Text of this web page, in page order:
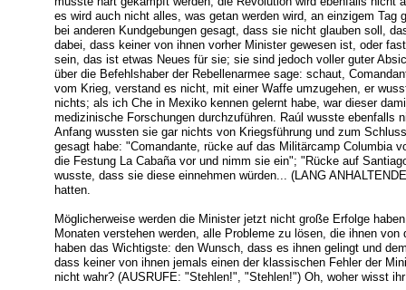
es wird auch nicht alles, was getan werden wird, an einzigem Tag
bei anderen Kundgebungen gesagt, dass sie nicht glauben soll,
dabei, dass keiner von ihnen vorher Minister gewesen ist, oder
sein, das ist etwas Neues für sie; sie sind jedoch voller guter
über die Befehlshaber der Rebellenarmee sage: schaut,
vom Krieg, verstand es nicht, mit einer Waffe umzugehen, er
nichts; als ich Che in Mexiko kennen gelernt habe, war dieser
medizinische Forschungen durchzuführen. Raúl wusste ebenfalls
Anfang wussten sie gar nichts von Kriegsführung und zum
gesagt habe: "Comandante, rücke auf das Militärcamp Columbia
die Festung La Cabaña vor und nimm sie ein"; "Rücke auf
wusste, dass sie diese einnehmen würden... (LANG
hatten.
Möglicherweise werden die Minister jetzt nicht große Erfolge
Monaten verstehen werden, alle Probleme zu lösen, die ihnen
haben das Wichtigste: den Wunsch, dass es ihnen gelingt und
dass keiner von ihnen jemals einen der klassischen Fehler der
nicht wahr? (AUSRUFE: "Stehlen!", "Stehlen!") Oh, woher wisst